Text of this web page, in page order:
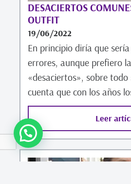
DESACIERTOS
OUTFIT
19/06/2022
En principio diría que
errores, aunque prefiero
«desaciertos», sobre todo
cuenta que con los años
Leer